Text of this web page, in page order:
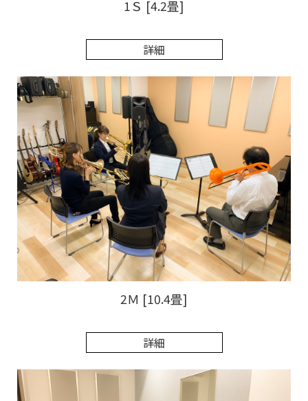
1Ｓ [4.2畳]
詳細
2Ｍ [10.4畳]
詳細